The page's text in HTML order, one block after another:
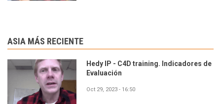
ASIA MÁS RECIENTE
Hedy IP - C4D training. Indicadores de
Evaluación
Oct 29, 2023 - 16:50